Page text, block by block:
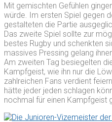
Mit gemischten Gefühlen
würde. Im ersten Spiel gegen
gestalteten die Partie
Das zweite Spiel sollte zur
bestes Rugby und schenkten
massives Pressing gelang
Am zweiten Tag besiegelten
Kampfgeist, wie ihn nur die
zahlreichen Fans verdient
hätte jeder jeden schlagen
nochmal für einen Kampfgeist